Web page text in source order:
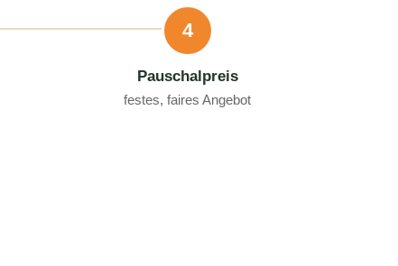
4
Pauschalpreis
festes, faires Angebot